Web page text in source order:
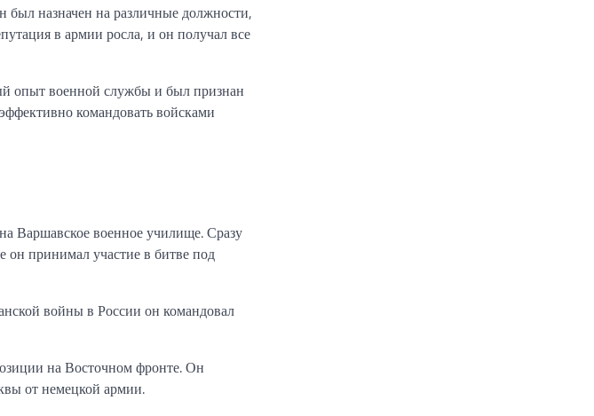
назначен на различные должности,
в армии росла, и он получал все
опыт военной службы и был признан
командовать войсками
Варшавское военное училище. Сразу
принимал участие в битве под
войны в России он командовал
на Восточном фронте. Он
от немецкой армии.